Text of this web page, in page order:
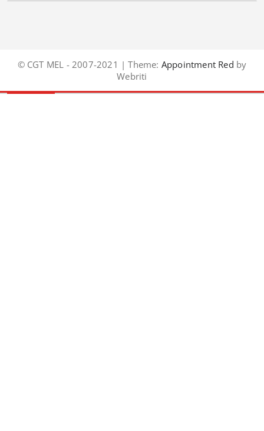
© CGT MEL - 2007-2021 | Theme: Appointment Red by
Webriti